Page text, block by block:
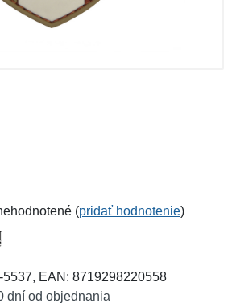
(pridať hodnotenie)
5537, EAN: 8719298220558
dní od objednania